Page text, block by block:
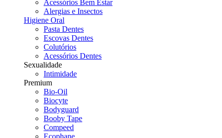
Acessórios Bem Estar
Alergias e Insectos
Higiene Oral
Pasta Dentes
Escovas Dentes
Colutórios
Acessórios Dentes
Sexualidade
Intimidade
Premium
Bio-Oil
Biocyte
Bodyguard
Booby Tape
Compeed
Ecophane